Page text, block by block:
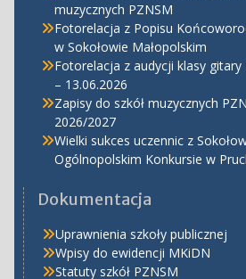
muzycznych PZNSM
Fotorelacja z Popisu
w Sokołowie Małopolskim
Fotorelacja z audycji klasy gitary
– 13.06.2026
Zapisy do szkół muzycznych
2026/2027
Wielki sukces uczennic z
Ogólnopolskim Konkursie w
Dokumentacja
Uprawnienia szkoły publicznej
Wpisy do ewidencji MKiDN
Statuty szkół PZNSM